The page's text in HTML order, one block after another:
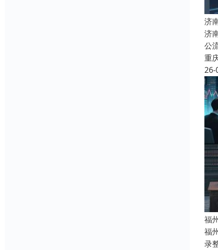
济
济
公
重
26-
福
福
录